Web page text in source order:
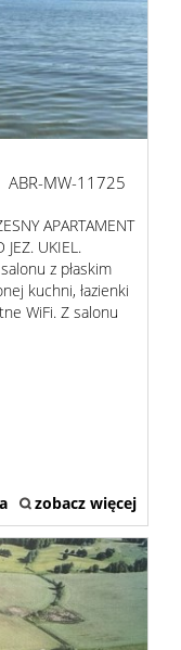
ABR-MW-11725
APARTAMENT
JEZ. UKIEL.
z płaskim
kuchni, łazienki
WiFi. Z salonu
zobacz więcej